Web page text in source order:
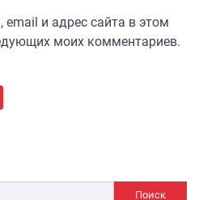
и адрес сайта в этом
моих комментариев.
Поиск